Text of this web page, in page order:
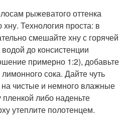
рыжеватого оттенка
Технология проста: в
смешайте хну с горячей
до консистенции
примерно 1:2), добавьте
сока. Дайте чуть
на чистые и немного влажные
либо наденьте
утеплите полотенцем.